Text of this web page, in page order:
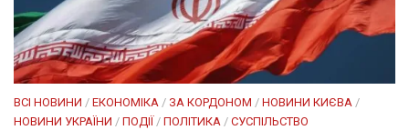
ВСІ НОВИНИ / ЕКОНОМІКА / ЗА КОРДОНОМ / НОВИНИ КИЄВА /
НОВИНИ УКРАЇНИ / ПОДІЇ / ПОЛІТИКА / СУСПІЛЬСТВО